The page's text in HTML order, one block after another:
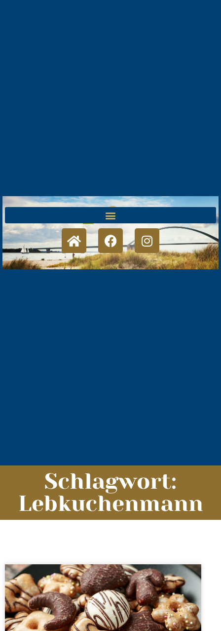
Schlagwort:
Lebkuchenmann